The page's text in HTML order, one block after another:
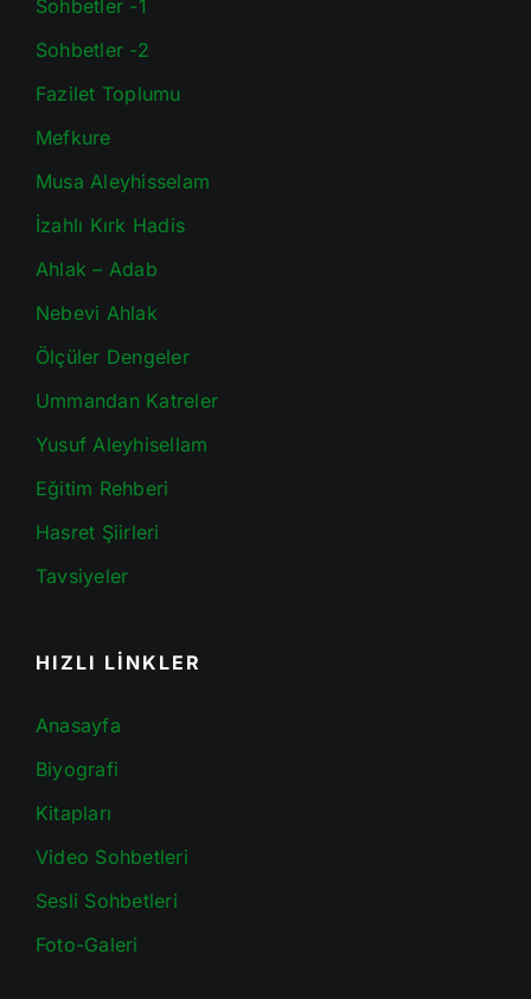
Sohbetler -1
Sohbetler -2
Fazilet Toplumu
Mefkure
Musa Aleyhisselam
İzahlı Kırk Hadis
Ahlak – Adab
Nebevi Ahlak
Ölçüler Dengeler
Ummandan Katreler
Yusuf Aleyhisellam
Eğitim Rehberi
Hasret Şiirleri
Tavsiyeler
HIZLI LİNKLER
Anasayfa
Biyografi
Kitapları
Video Sohbetleri
Sesli Sohbetleri
Foto-Galeri